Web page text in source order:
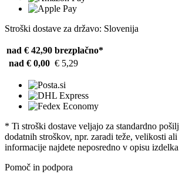
Stroški dostave za državo: Slovenija
nad € 42,90 brezplačno*
nad € 0,00 € 5,29
* Ti stroški dostave veljajo za standardno
dodatnih stroškov, npr. zaradi teže, velikosti
informacije najdete neposredno v opisu
Pomoč in podpora